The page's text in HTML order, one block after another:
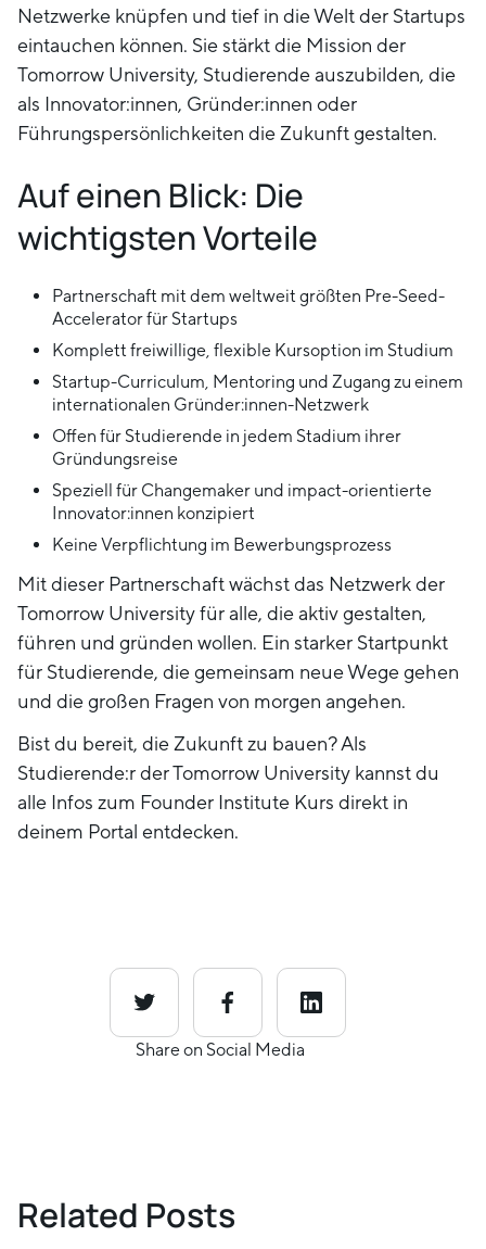
Netzwerke knüpfen und tief in die Welt der Startups
eintauchen können. Sie stärkt die Mission der
Tomorrow University, Studierende auszubilden, die
als Innovator:innen, Gründer:innen oder
Führungspersönlichkeiten die Zukunft gestalten.
Auf einen Blick: Die
wichtigsten Vorteile
Partnerschaft mit dem weltweit größten Pre-Seed-
Accelerator für Startups
Komplett freiwillige, flexible Kursoption im Studium
Startup-Curriculum, Mentoring und Zugang zu einem
internationalen Gründer:innen-Netzwerk
Offen für Studierende in jedem Stadium ihrer
Gründungsreise
Speziell für Changemaker und impact-orientierte
Innovator:innen konzipiert
Keine Verpflichtung im Bewerbungsprozess
Mit dieser Partnerschaft wächst das Netzwerk der
Tomorrow University für alle, die aktiv gestalten,
führen und gründen wollen. Ein starker Startpunkt
für Studierende, die gemeinsam neue Wege gehen
und die großen Fragen von morgen angehen.
Bist du bereit, die Zukunft zu bauen? Als
Studierende:r der Tomorrow University kannst du
alle Infos zum Founder Institute Kurs direkt in
deinem Portal entdecken.
Share on Social Media
Related Posts